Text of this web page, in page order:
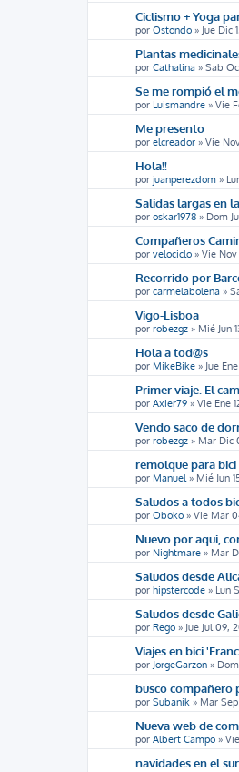
Ciclismo + Yoga
por Ostondo » Jue Dic
Plantas
por Cathalina » Sab
Se me rompió el
por Luismandre » Vie
Me presento
por elcreador » Vie
Hola!!
por juanperezdom »
Salidas largas en
por oskar1978 » Dom
Compañeros
por velociclo » Vie Nov
Recorrido por
por carmelabolena »
Vigo-Lisboa
por robezgz » Mié Jun
Hola a tod@s
por MikeBike » Jue
Primer viaje. El
por Axier79 » Vie Ene
Vendo saco de
por robezgz » Mar Dic
remolque para bici
por Manuel » Mié Jun
Saludos a todos
por Oboko » Vie Mar
Nuevo por aqui,
por Nightmare » Mar
Saludos desde
por hipstercode » Lun
Saludos desde
por Rego » Jue Jul 09,
Viajes en bici
por JorgeGarzon »
busco compañero
por Subanik » Mar
Nueva web de
por Albert Campo »
navidades en el sur